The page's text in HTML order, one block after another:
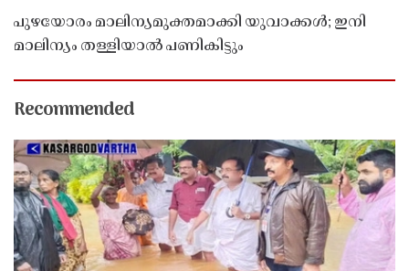
പുഴയോരം മാലിന്യമുക്തമാക്കി യുവാക്കൾ; ഇനി
മാലിന്യം തള്ളിയാൽ പണികിട്ടും
Recommended